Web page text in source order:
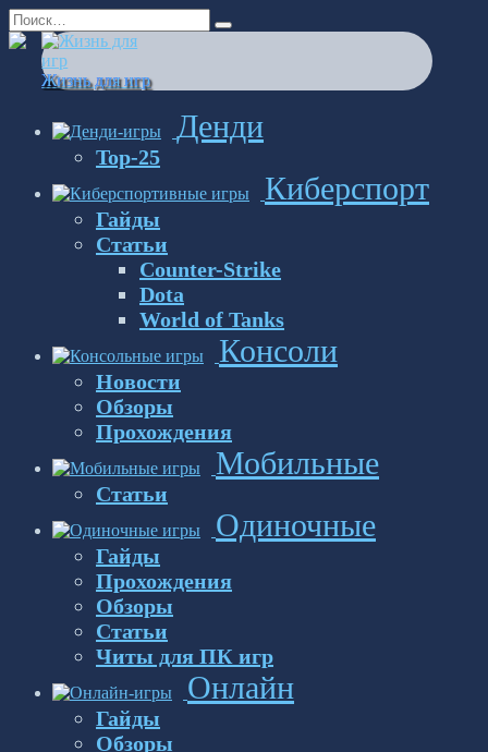
Перейти
к
содержанию
Search
for:
Жизнь для игр
Денди
Top-25
Киберспорт
Гайды
Статьи
Counter-Strike
Dota
World of Tanks
Консоли
Новости
Обзоры
Прохождения
Мобильные
Статьи
Одиночные
Гайды
Прохождения
Обзоры
Статьи
Читы для ПК игр
Онлайн
Гайды
Обзоры